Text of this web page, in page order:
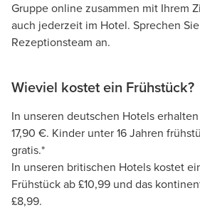
Gruppe online zusammen mit Ihrem
auch jederzeit im Hotel. Sprechen
Rezeptionsteam an.
Wieviel kostet ein Frühstück?
In unseren deutschen Hotels
17,90 €. Kinder unter 16 Jahren
gratis.*
In unseren britischen Hotels kostet
Frühstück ab £10,99 und das
£8,99.